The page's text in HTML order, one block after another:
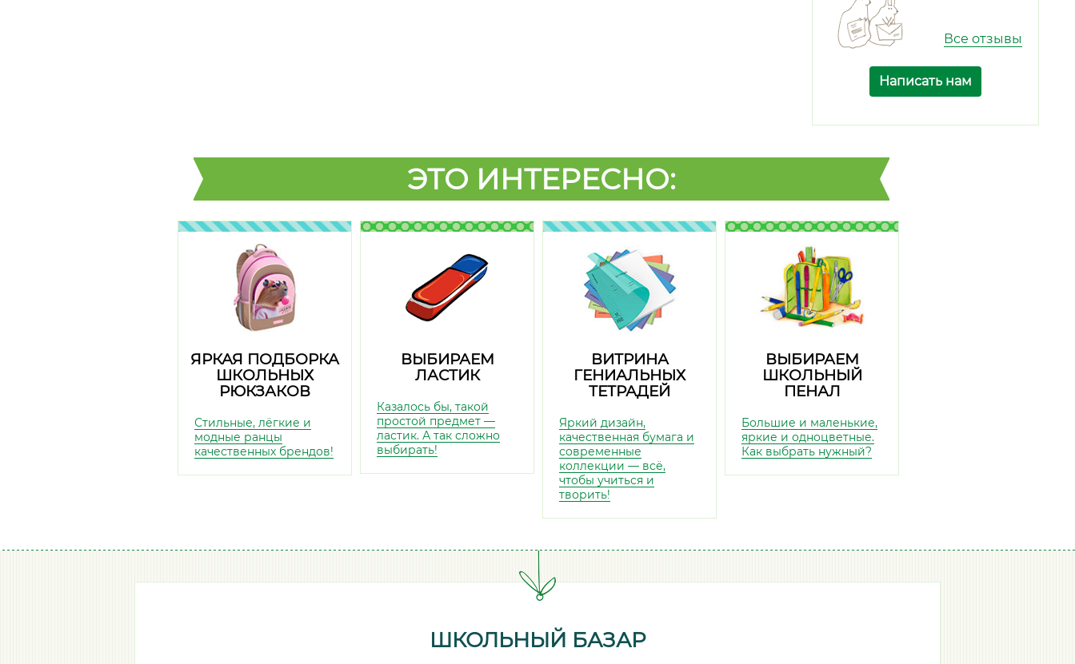
Все отзывы
Написать нам
ЭТО ИНТЕРЕСНО:
ЯРКАЯ ПОДБОРКА
ШКОЛЬНЫХ
РЮКЗАКОВ
Стильные, лёгкие и
модные ранцы
качественных брендов!
ВЫБИРАЕМ
ЛАСТИК
Казалось бы, такой
простой предмет —
ластик. А так сложно
выбирать!
ВИТРИНА
ГЕНИАЛЬНЫХ
ТЕТРАДЕЙ
Яркий дизайн,
качественная бумага и
современные
коллекции — всё,
чтобы учиться и
творить!
ВЫБИРАЕМ
ШКОЛЬНЫЙ
ПЕНАЛ
Большие и маленькие,
яркие и одноцветные.
Как выбрать нужный?
ШКОЛЬНЫЙ БАЗАР